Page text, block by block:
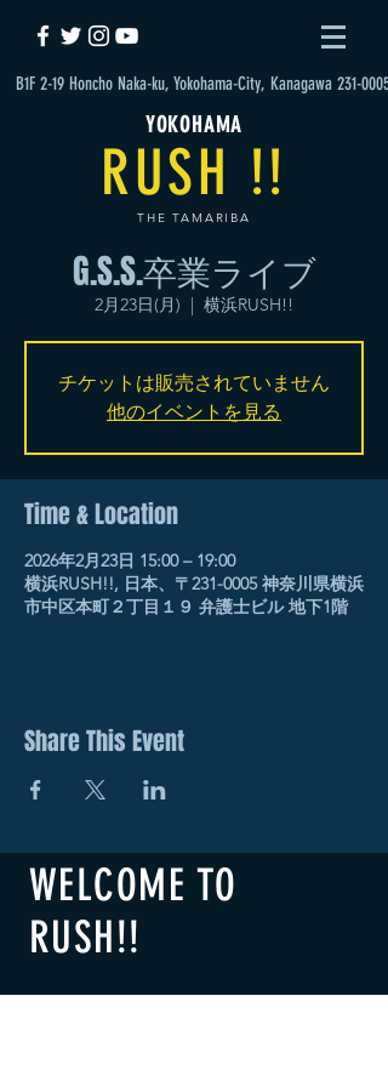
B1F 2-19 Honcho Naka-ku, Yokohama-City, Kanagawa 231-0005
YOKOHAMA
RUSH !!
THE TAMARIBA
G.S.S.卒業ライブ
2月23日(月)
  |
横浜RUSH!!
チケットは販売されていません
他のイベントを見る
Time & Location
2026年2月23日 15:00 – 19:00
横浜RUSH!!, 日本、〒231-0005 神奈川県横浜
市中区本町２丁目１９ 弁護士ビル 地下1階
Share This Event
WELCOME TO
RUSH!!